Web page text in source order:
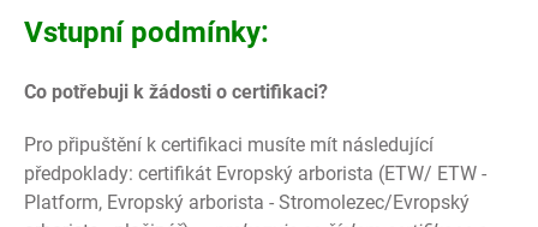
Vstupní podmínky:
Co potřebuji k žádosti o certifikaci?
Pro připuštění k certifikaci musíte mít následující
předpoklady: certifikát Evropský arborista (ETW/ ETW -
Platform, Evropský arborista - Stromolezec/Evropský